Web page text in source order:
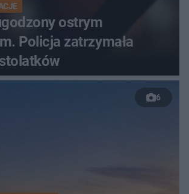
ostrym
Policja zatrzymała
6